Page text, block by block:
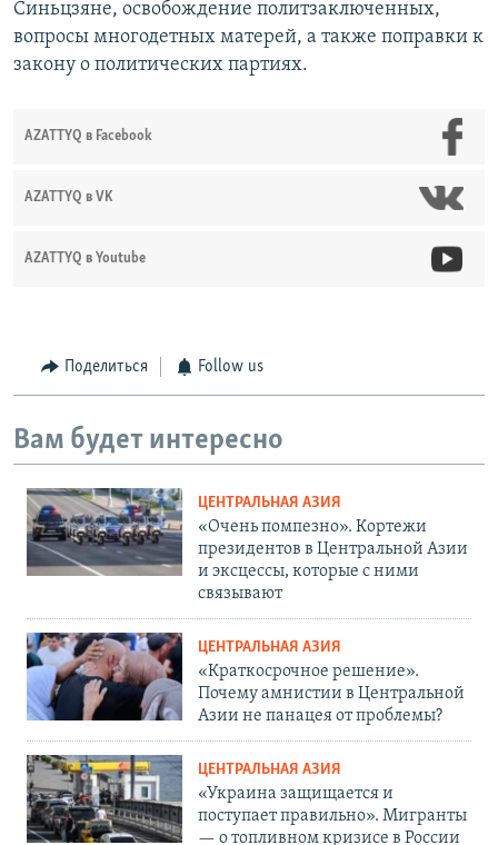
Синьцзяне, освобождение политзаключенных,
вопросы многодетных матерей, а также поправки к
закону о политических партиях.
AZATTYQ в Facebook
AZATTYQ в VK
AZATTYQ в Youtube
Поделиться Follow us
Вам будет интересно
ЦЕНТРАЛЬНАЯ АЗИЯ
«Очень помпезно». Кортежи
президентов в Центральной Азии
и эксцессы, которые с ними
связывают
ЦЕНТРАЛЬНАЯ АЗИЯ
«Краткосрочное решение».
Почему амнистии в Центральной
Азии не панацея от проблемы?
ЦЕНТРАЛЬНАЯ АЗИЯ
«Украина защищается и
поступает правильно». Мигранты
— о топливном кризисе в России